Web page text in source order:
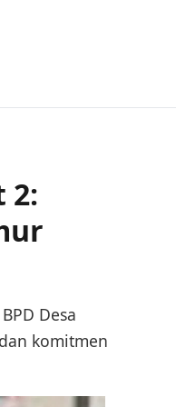
2:
Desa
komitmen